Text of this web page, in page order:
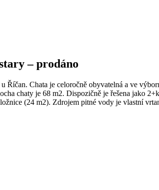
– prodáno
Říčan. Chata je celoročně obyvatelná a ve
chaty je 68 m2. Dispozičně je řešena jako
(24 m2). Zdrojem pitné vody je vlastní